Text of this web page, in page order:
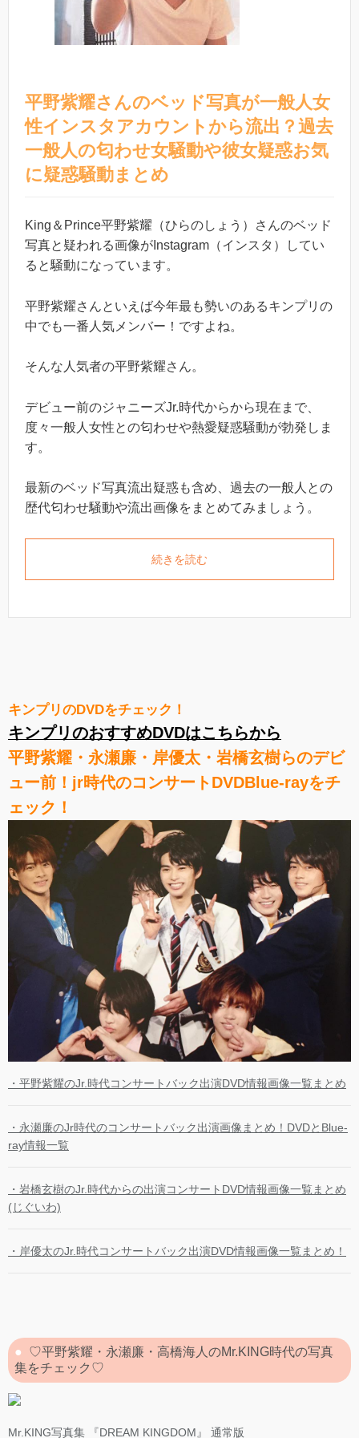
平野紫耀さんのベッド写真が一般人女
性インスタアカウントから流出？過去
一般人の匂わせ女騒動や彼女疑惑お気
に疑惑騒動まとめ
King＆Prince平野紫耀（ひらのしょう）さんのベッド
写真と疑われる画像がInstagram（インスタ）してい
ると騒動になっています。
平野紫耀さんといえば今年最も勢いのあるキンプリの
中でも一番人気メンバー！ですよね。
そんな人気者の平野紫耀さん。
デビュー前のジャニーズJr.時代からから現在まで、
度々一般人女性との匂わせや熱愛疑惑騒動が勃発しま
す。
最新のベッド写真流出疑惑も含め、過去の一般人との
歴代匂わせ騒動や流出画像をまとめてみましょう。
続きを読む
キンプリのDVDをチェック！
キンプリのおすすめDVDはこちらから
平野紫耀・永瀬廉・岸優太・岩橋玄樹らのデビ
ュー前！jr時代のコンサートDVDBlue-rayをチ
ェック！
・平野紫耀のJr.時代コンサートバック出演DVD情報画像一覧まとめ
・永瀬廉のJr時代のコンサートバック出演画像まとめ！DVDとBlue-
ray情報一覧
・岩橋玄樹のJr.時代からの出演コンサートDVD情報画像一覧まとめ
(じぐいわ)
・岸優太のJr.時代コンサートバック出演DVD情報画像一覧まとめ！
♡平野紫耀・永瀬廉・高橋海人のMr.KING時代の写真
集をチェック♡
Mr.KING写真集 『DREAM KINGDOM』 通常版